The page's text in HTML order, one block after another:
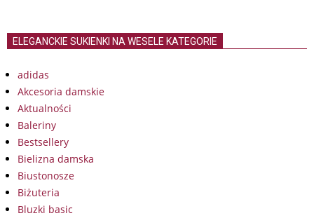
ELEGANCKIE SUKIENKI NA WESELE KATEGORIE
adidas
Akcesoria damskie
Aktualności
Baleriny
Bestsellery
Bielizna damska
Biustonosze
Biżuteria
Bluzki basic